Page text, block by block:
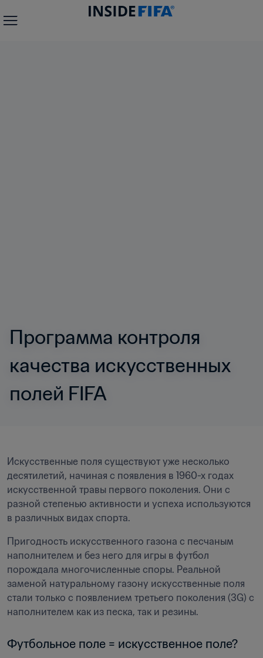
Программа контроля
качества искусственных
полей FIFA
Искусственные поля существуют уже несколько
десятилетий, начиная с появления в 1960-х годах
искусственной травы первого поколения. Они с
разной степенью активности и успеха используются
в различных видах спорта.
Пригодность искусственного газона с песчаным
наполнителем и без него для игры в футбол
порождала многочисленные споры. Реальной
заменой натуральному газону искусственные поля
стали только с появлением третьего поколения (3G) с
наполнителем как из песка, так и резины.
Футбольное поле = искусственное поле?